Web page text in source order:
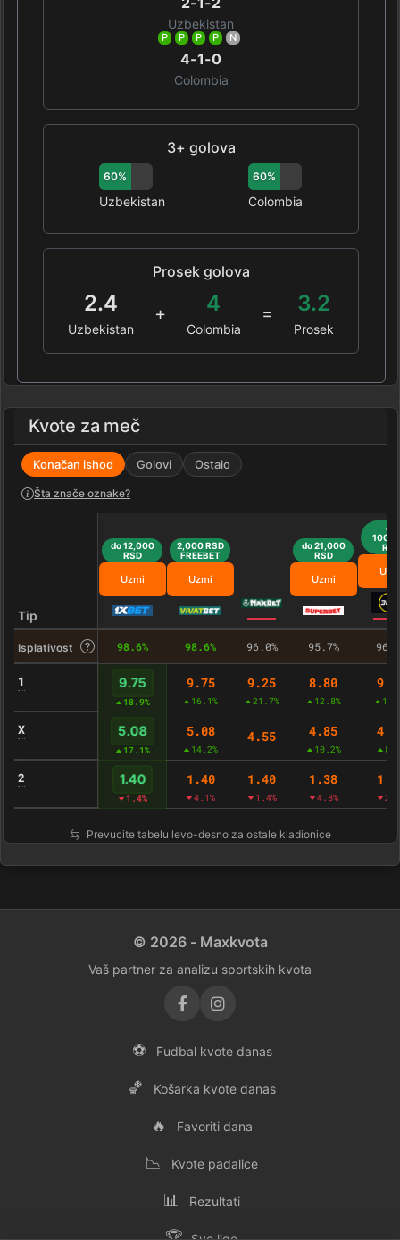
Uzbekistan
P P P P N
4-1-0
Colombia
3+ golova
60%
Uzbekistan
60%
Colombia
Prosek golova
2.4
Uzbekistan
+ 4
Colombia
= 3.2
Prosek
Kvote za meč
Konačan ishod Golovi Ostalo
Šta znače oznake?
Tip
do 12,000
RSD
Uzmi
2,000 RSD
FREEBET
Uzmi
do 21,000
RSD
Uzmi
do
RSD
Isplativost 98.6% 98.6% 96.0% 95.7%
1 9.75
18.9%
9.75
16.1%
9.25
21.7%
8.80
12.8%
X 5.08
17.1%
5.08
14.2%
4.55 4.85
10.2%
2 1.40
1.4%
1.40
4.1%
1.40
1.4%
1.38
4.8%
Prevucite tabelu levo-desno za ostale kladionice
© 2026 - Maxkvota
Vaš partner za analizu sportskih kvota
⚽ Fudbal kvote danas
🏀 Košarka kvote danas
🔥 Favoriti dana
📉 Kvote padalice
📊 Rezultati